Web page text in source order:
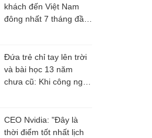
khách đến Việt Nam
đông nhất 7 tháng đầu
Ấn Độ
Đứa trẻ chỉ tay lên trời
và bài học 13 năm
chưa cũ: Khi công nghệ
CEO Nvidia: "Đây là
thời điểm tốt nhất lịch